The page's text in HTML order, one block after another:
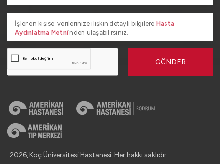
İşlenen kişisel verilerinize ilişkin detaylı bilgilere Hasta
Aydınlatma Metni’nden ulaşabilirsiniz.
GÖNDER
2026, Koç Üniversitesi Hastanesi. Her hakkı saklıdır.